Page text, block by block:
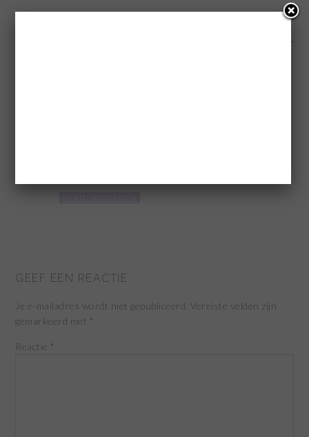
GEEF EEN REACTIE
Je e-mailadres wordt niet gepubliceerd. Vereiste velden zijn
gemarkeerd met *
Reactie *